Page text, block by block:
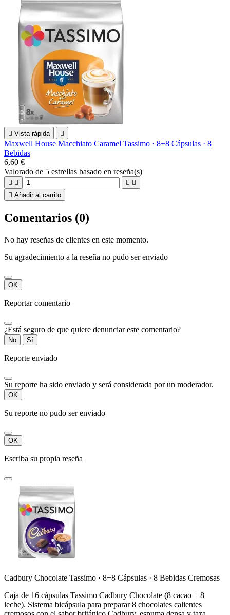
 Vista rápida 
Maxwell House Macchiato Caramel Tassimo · 8+8 Cápsulas · 8
Bebidas
6,60 €
Valorado de 5 estrellas basado en reseña(s)
   
 Añadir al carrito
Comentarios (0)
No hay reseñas de clientes en este momento.
Su agradecimiento a la reseña no pudo ser enviado
OK
Reportar comentario
¿Está seguro de que quiere denunciar este comentario?
No Sí
Reporte enviado
Su reporte ha sido enviado y será considerada por un moderador.
OK
Su reporte no pudo ser enviado
OK
Escriba su propia reseña
Cadbury Chocolate Tassimo · 8+8 Cápsulas · 8 Bebidas Cremosas
Caja de 16 cápsulas Tassimo Cadbury Chocolate (8 cacao + 8
leche). Sistema bicápsula para preparar 8 chocolates calientes